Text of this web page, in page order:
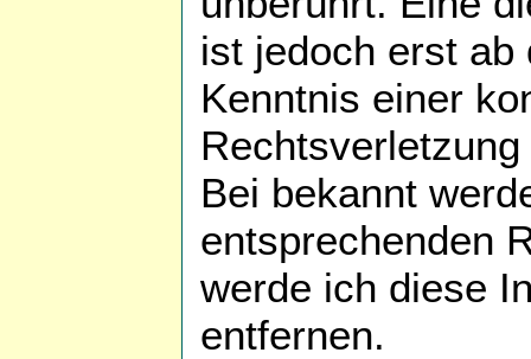
ist jedoch erst ab
Kenntnis einer
Bei bekannt
entsprechenden
werde ich diese
entfernen.